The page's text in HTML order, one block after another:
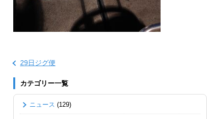
29日ジグ便
カテゴリー一覧
ニュース (129)